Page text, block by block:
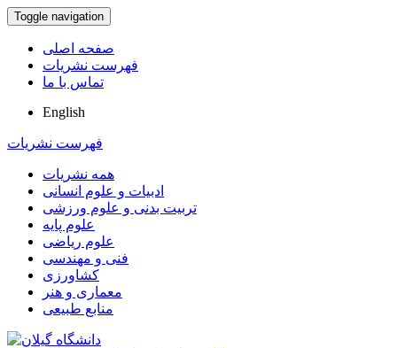
Toggle navigation
صفحه اصلی
فهرست نشریات
تماس با ما
English
فهرست نشریات
همه نشریات
ادبیات و علوم انسانی
تربیت بدنی و علوم ورزشی
علوم پایه
علوم ریاضی
فنی و مهندسی
کشاورزی
معماری و هنر
منابع طبیعی